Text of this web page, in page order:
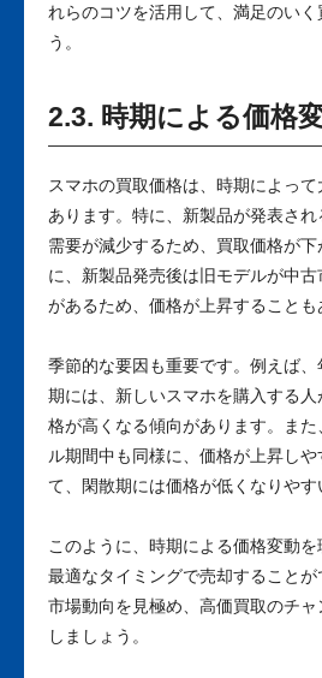
れらのコツを活用して、満足のいく
う。
2.3. 時期による価格
スマホの買取価格は、時期によっ
あります。特に、新製品が発表さ
需要が減少するため、買取価格が
に、新製品発売後は旧モデルが中
があるため、価格が上昇することも
季節的な要因も重要です。例えば
期には、新しいスマホを購入する
格が高くなる傾向があります。ま
ル期間中も同様に、価格が上昇し
て、閑散期には価格が低くなりやす
このように、時期による価格変動を
最適なタイミングで売却することが
市場動向を見極め、高価買取のチ
しましょう。